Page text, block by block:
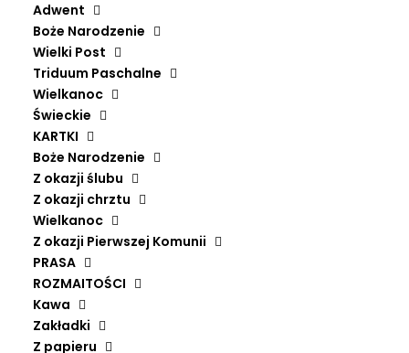
Adwent
Boże Narodzenie
Wielki Post
Triduum Paschalne
Wielkanoc
Świeckie
KARTKI
Boże Narodzenie
Z okazji ślubu
Z okazji chrztu
Wielkanoc
Z okazji Pierwszej Komunii
PRASA
ROZMAITOŚCI
Kawa
Zakładki
Z papieru
Dostawa i płatności
Dostawa
Zamówienia realizujemy na terenie Polski oraz za
granicą.